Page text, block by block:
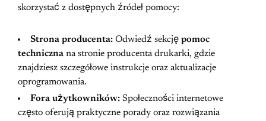
skorzystać z dostępnych źródeł pomocy:
Strona producenta: Odwiedź sekcję pomoc
techniczna na stronie producenta drukarki, gdzie
znajdziesz szczegółowe instrukcje oraz aktualizacje
oprogramowania.
Fora użytkowników: Społeczności internetowe
często oferują praktyczne porady oraz rozwiązania